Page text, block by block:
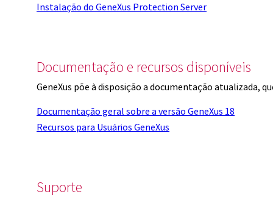
Instalação do GeneXus Protection Server
Documentação e recursos disponíveis
GeneXus põe à disposição a documentação atualizada,
Documentação geral sobre a versão GeneXus 18
Recursos para Usuários GeneXus
Suporte